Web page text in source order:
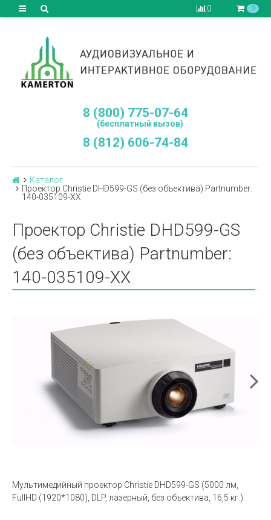
0 0
8 (800) 775-07-64
(бесплатный вызов)
8 (812) 606-74-84
Каталог
Проектор Christie DHD599-GS (без объектива) Partnumber:
140-035109-XX
Проектор Christie DHD599-GS
(без объектива) Partnumber:
140-035109-XX
Мультимедийный проектор Christie DHD599-GS (5000 лм,
FullHD (1920*1080), DLP, лазерный, без объектива, 16,5 кг.)